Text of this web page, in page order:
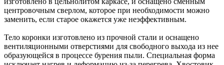
центровочным сверлом, которое при необходимости можно
заменить, если старое окажется уже неэффективным.
Тело коронки изготовлено из прочной стали и оснащено
вентиляционными отверстиями для свободного выхода из нее
образующейся в процессе бурения пыли. Специальная форма